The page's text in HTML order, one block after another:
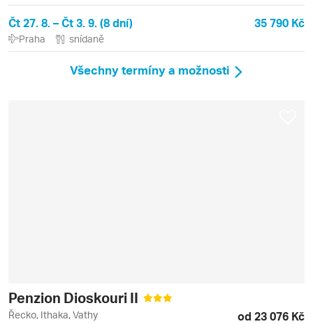
Čt 27. 8. – Čt 3. 9. (8 dní) 35 790 Kč
Praha snídaně
Všechny termíny a možnosti
Penzion Dioskouri II
Řecko, Ithaka, Vathy od 23 076 Kč